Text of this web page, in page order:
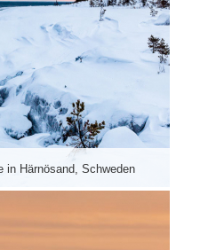
in Härnösand, Schweden